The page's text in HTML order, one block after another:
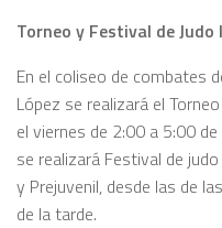
Torneo y Festival de
En el coliseo de combates
López se realizará el
el viernes de 2:00 a 5:00
se realizará Festival de
y Prejuvenil, desde las de
de la tarde.